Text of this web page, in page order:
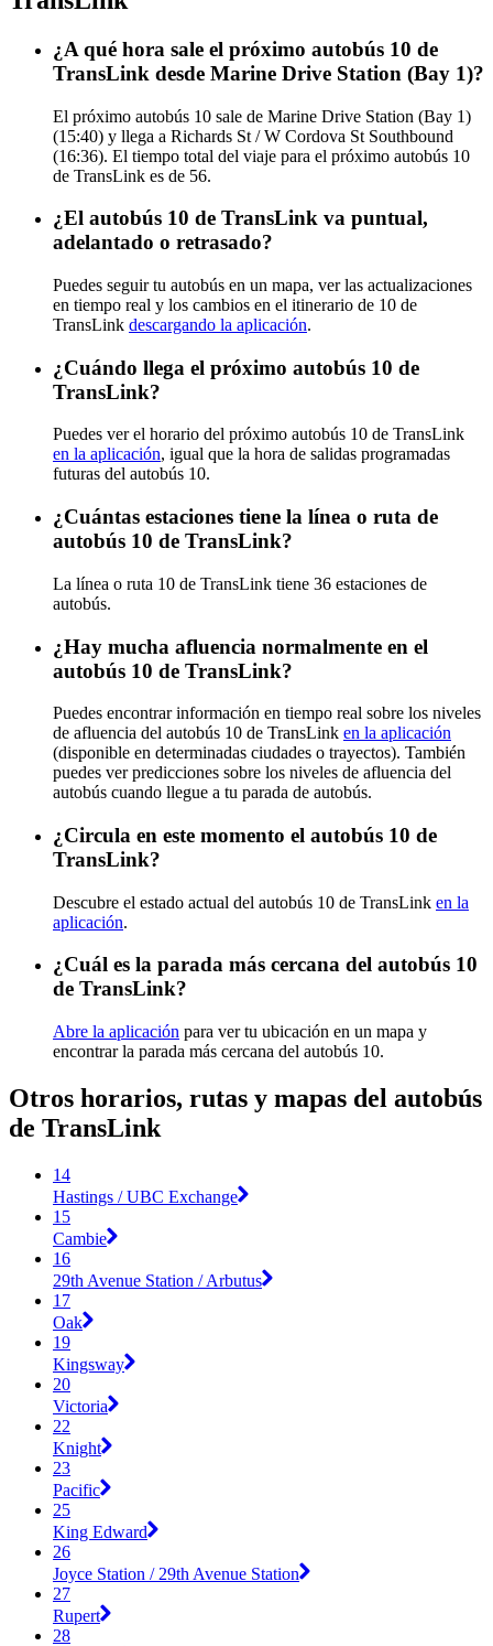
¿A qué hora sale el próximo autobús 10 de
TransLink desde Marine Drive Station (Bay 1)?
El próximo autobús 10 sale de Marine Drive Station (Bay 1)
(15:40) y llega a Richards St / W Cordova St Southbound
(16:36). El tiempo total del viaje para el próximo autobús 10
de TransLink es de 56.
¿El autobús 10 de TransLink va puntual,
adelantado o retrasado?
Puedes seguir tu autobús en un mapa, ver las actualizaciones
en tiempo real y los cambios en el itinerario de 10 de
TransLink descargando la aplicación.
¿Cuándo llega el próximo autobús 10 de
TransLink?
Puedes ver el horario del próximo autobús 10 de TransLink
en la aplicación, igual que la hora de salidas programadas
futuras del autobús 10.
¿Cuántas estaciones tiene la línea o ruta de
autobús 10 de TransLink?
La línea o ruta 10 de TransLink tiene 36 estaciones de
autobús.
¿Hay mucha afluencia normalmente en el
autobús 10 de TransLink?
Puedes encontrar información en tiempo real sobre los niveles
de afluencia del autobús 10 de TransLink en la aplicación
(disponible en determinadas ciudades o trayectos). También
puedes ver predicciones sobre los niveles de afluencia del
autobús cuando llegue a tu parada de autobús.
¿Circula en este momento el autobús 10 de
TransLink?
Descubre el estado actual del autobús 10 de TransLink en la
aplicación.
¿Cuál es la parada más cercana del autobús 10
de TransLink?
Abre la aplicación para ver tu ubicación en un mapa y
encontrar la parada más cercana del autobús 10.
Otros horarios, rutas y mapas del autobús
de TransLink
14
Hastings / UBC Exchange
15
Cambie
16
29th Avenue Station / Arbutus
17
Oak
19
Kingsway
20
Victoria
22
Knight
23
Pacific
25
King Edward
26
Joyce Station / 29th Avenue Station
27
Rupert
28